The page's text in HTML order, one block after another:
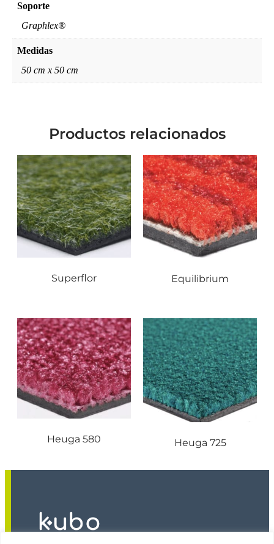
Soporte
Graphlex®
Medidas
50 cm x 50 cm
Productos relacionados
Superflor Equilibrium
Heuga 580 Heuga 725